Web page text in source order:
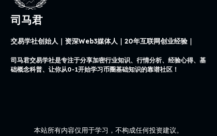
司马君
交易学社创始人｜资深Web3媒体人｜20年互联网创业经验｜
司马君交易学社是专注于分享加密行业知识、行情分析、经验心得、基
础概念科普、让你从0-1开始学习币圈基础知识的靠谱社区！
本站所有内容仅用于学习，不构成任何投资建议。